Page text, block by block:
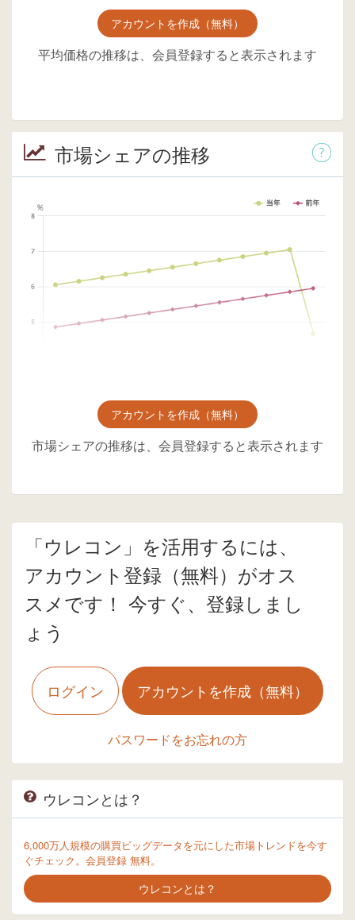
アカウントを作成（無料）
平均価格の推移は、会員登録すると表示されます
市場シェアの推移
アカウントを作成（無料）
市場シェアの推移は、会員登録すると表示されます
「ウレコン」を活用するには、
アカウント登録（無料）がオス
スメです！ 今すぐ、登録しまし
ょう
ログイン アカウントを作成（無料）
パスワードをお忘れの方
ウレコンとは？
6,000万人規模の購買ビッグデータを元にした市場トレンドを今す
ぐチェック。会員登録 無料。
ウレコンとは？